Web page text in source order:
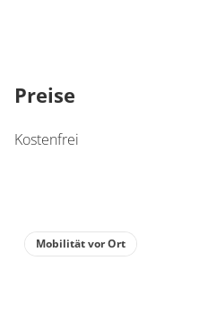
Preise
Kostenfrei
Mobilität vor Ort